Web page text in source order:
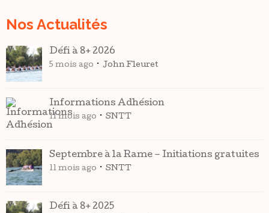
Nos Actualités
Défi à 8+ 2026
5 mois ago John Fleuret
Informations Adhésion
11 mois ago SNTT
Septembre à la Rame – Initiations gratuites
11 mois ago SNTT
Défi à 8+ 2025